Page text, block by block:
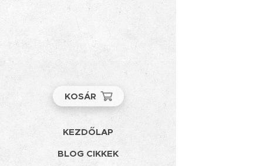
KOSÁR
KEZDŐLAP
BLOG CIKKEK